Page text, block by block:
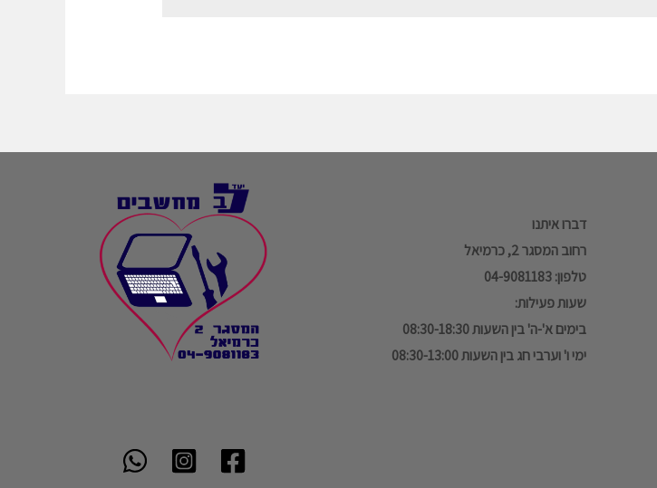
דברו איתנו
רחוב המסגר 2, כרמיאל
טלפון: 04-9081183
שעות פעילות:
בימים א'-ה' בין השעות 08:30-18:30
ימי ו' וערבי חג בין השעות 08:30-13:00